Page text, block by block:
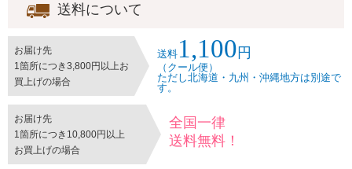
魚沼地方は山に囲まれた標高で、二つの川（信濃川、魚野川）があり、豊かな土壌
ここを流れる魚野川、信濃川は、山からの豊富な雪解け水と共に、お米の生育に重
要なミネラルや栄養分を与えてくれます。 昼夜の温度差が大きく、米作りには最
適の環境となっております。 特に夏は、昼夜の寒暖差が高いので、デンプンの消
耗が抑えられ、お米の味にとっての最適の条件をつくりだします。 食味・色・ツ
ヤ・ねばり（お米の美味しさの4大要素）の全てがバランスよく、全てでレベルが
送料について
お届け先
1箇所につき3,800円以上お
買上げの場合
送料 1,100円
（クール便）
ただし北海道・九州・沖縄地方は別途で
す。
お届け先
1箇所につき10,800円以上
お買上げの場合
全国一律
送料無料！